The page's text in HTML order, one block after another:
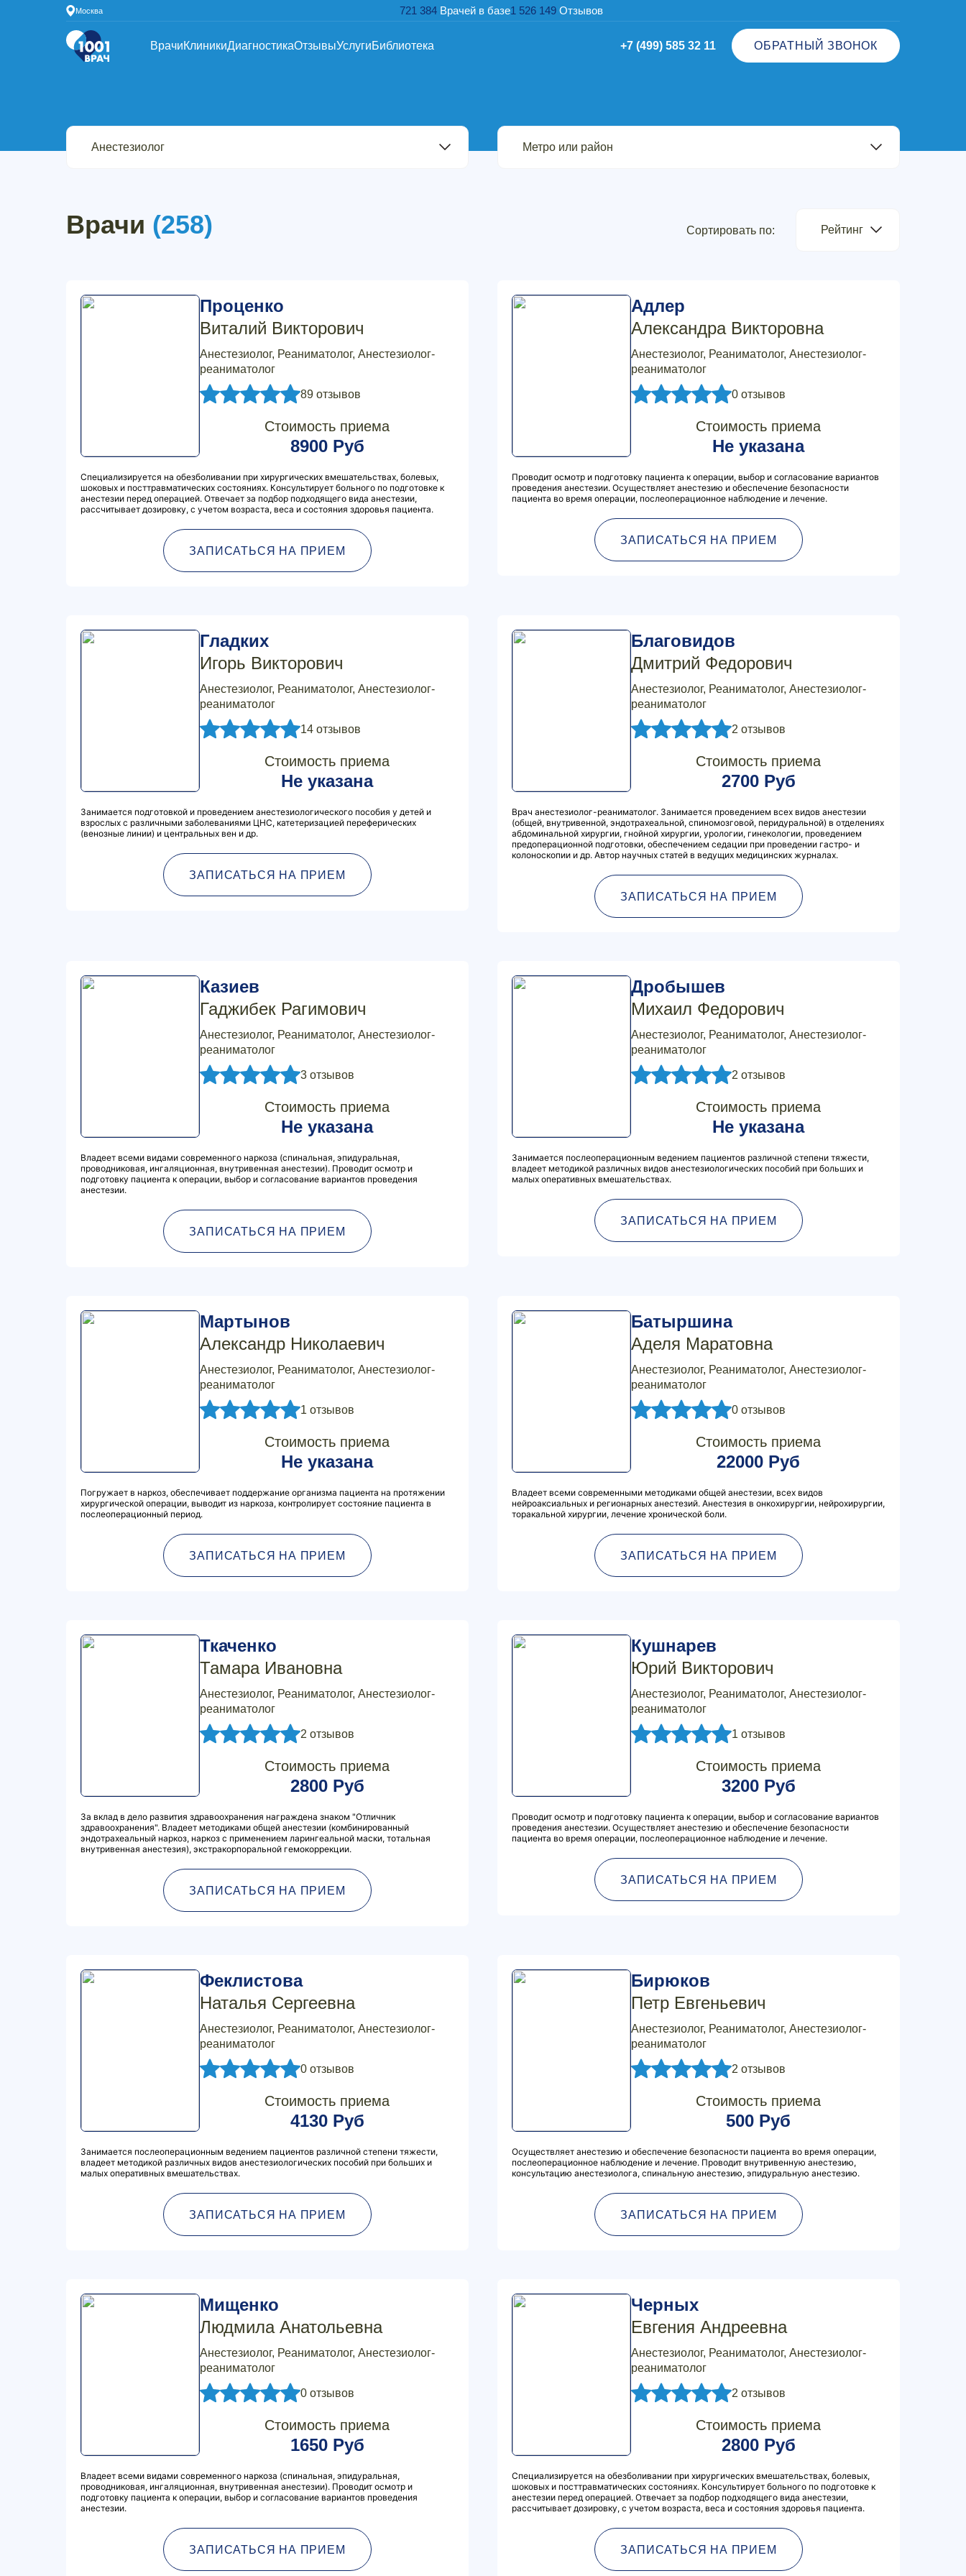
Москва 721 384 Врачей в базе1 526 149 Отзывов
ВрачиКлиникиДиагностикаОтзывыУслугиБиблиотека +7 (499) 585 32 11 ОБРАТНЫЙ ЗВОНОК
Врачи (258) Сортировать по: Рейтинг
Проценко
Виталий Викторович
Анестезиолог, Реаниматолог, Анестезиолог-
реаниматолог
89 отзывов
Стоимость приема
8900 Руб
Специализируется на обезболивании при хирургических вмешательствах, болевых,
шоковых и посттравматических состояниях. Консультирует больного по подготовке к
анестезии перед операцией. Отвечает за подбор подходящего вида анестезии,
рассчитывает дозировку, с учетом возраста, веса и состояния здоровья пациента.
ЗАПИСАТЬСЯ НА ПРИЕМ
Адлер
Александра Викторовна
Анестезиолог, Реаниматолог, Анестезиолог-
реаниматолог
0 отзывов
Стоимость приема
Не указана
Проводит осмотр и подготовку пациента к операции, выбор и согласование вариантов
проведения анестезии. Осуществляет анестезию и обеспечение безопасности
пациента во время операции, послеоперационное наблюдение и лечение.
ЗАПИСАТЬСЯ НА ПРИЕМ
Гладких
Игорь Викторович
Анестезиолог, Реаниматолог, Анестезиолог-
реаниматолог
14 отзывов
Стоимость приема
Не указана
Занимается подготовкой и проведением анестезиологического пособия у детей и
взрослых с различными заболеваниями ЦНС, катетеризацией переферических
(венозные линии) и центральных вен и др.
ЗАПИСАТЬСЯ НА ПРИЕМ
Благовидов
Дмитрий Федорович
Анестезиолог, Реаниматолог, Анестезиолог-
реаниматолог
2 отзывов
Стоимость приема
2700 Руб
Врач анестезиолог-реаниматолог. Занимается проведением всех видов анестезии
(общей, внутривенной, эндотрахеальной, спиномозговой, перидуральной) в отделениях
абдоминальной хирургии, гнойной хирургии, урологии, гинекологии, проведением
предоперационной подготовки, обеспечением седации при проведении гастро- и
колоноскопии и др. Автор научных статей в ведущих медицинских журналах.
ЗАПИСАТЬСЯ НА ПРИЕМ
Казиев
Гаджибек Рагимович
Анестезиолог, Реаниматолог, Анестезиолог-
реаниматолог
3 отзывов
Стоимость приема
Не указана
Владеет всеми видами современного наркоза (спинальная, эпидуральная,
проводниковая, ингаляционная, внутривенная анестезии). Проводит осмотр и
подготовку пациента к операции, выбор и согласование вариантов проведения
анестезии.
ЗАПИСАТЬСЯ НА ПРИЕМ
Дробышев
Михаил Федорович
Анестезиолог, Реаниматолог, Анестезиолог-
реаниматолог
2 отзывов
Стоимость приема
Не указана
Занимается послеоперационным ведением пациентов различной степени тяжести,
владеет методикой различных видов анестезиологических пособий при больших и
малых оперативных вмешательствах.
ЗАПИСАТЬСЯ НА ПРИЕМ
Мартынов
Александр Николаевич
Анестезиолог, Реаниматолог, Анестезиолог-
реаниматолог
1 отзывов
Стоимость приема
Не указана
Погружает в наркоз, обеспечивает поддержание организма пациента на протяжении
хирургической операции, выводит из наркоза, контролирует состояние пациента в
послеоперационный период.
ЗАПИСАТЬСЯ НА ПРИЕМ
Батыршина
Аделя Маратовна
Анестезиолог, Реаниматолог, Анестезиолог-
реаниматолог
0 отзывов
Стоимость приема
22000 Руб
Владеет всеми современными методиками общей анестезии, всех видов
нейроаксиальных и регионарных анестезий. Анестезия в онкохирургии, нейрохирургии,
торакальной хирургии, лечение хронической боли.
ЗАПИСАТЬСЯ НА ПРИЕМ
Ткаченко
Тамара Ивановна
Анестезиолог, Реаниматолог, Анестезиолог-
реаниматолог
2 отзывов
Стоимость приема
2800 Руб
За вклад в дело развития здравоохранения награждена знаком "Отличник
здравоохранения". Владеет методиками общей анестезии (комбинированный
эндотрахеальный наркоз, наркоз с применением ларингеальной маски, тотальная
внутривенная анестезия), экстракорпоральной гемокоррекции.
ЗАПИСАТЬСЯ НА ПРИЕМ
Кушнарев
Юрий Викторович
Анестезиолог, Реаниматолог, Анестезиолог-
реаниматолог
1 отзывов
Стоимость приема
3200 Руб
Проводит осмотр и подготовку пациента к операции, выбор и согласование вариантов
проведения анестезии. Осуществляет анестезию и обеспечение безопасности
пациента во время операции, послеоперационное наблюдение и лечение.
ЗАПИСАТЬСЯ НА ПРИЕМ
Феклистова
Наталья Сергеевна
Анестезиолог, Реаниматолог, Анестезиолог-
реаниматолог
0 отзывов
Стоимость приема
4130 Руб
Занимается послеоперационным ведением пациентов различной степени тяжести,
владеет методикой различных видов анестезиологических пособий при больших и
малых оперативных вмешательствах.
ЗАПИСАТЬСЯ НА ПРИЕМ
Бирюков
Петр Евгеньевич
Анестезиолог, Реаниматолог, Анестезиолог-
реаниматолог
2 отзывов
Стоимость приема
500 Руб
Осуществляет анестезию и обеспечение безопасности пациента во время операции,
послеоперационное наблюдение и лечение. Проводит внутривенную анестезию,
консультацию анестезиолога, спинальную анестезию, эпидуральную анестезию.
ЗАПИСАТЬСЯ НА ПРИЕМ
Мищенко
Людмила Анатольевна
Анестезиолог, Реаниматолог, Анестезиолог-
реаниматолог
0 отзывов
Стоимость приема
1650 Руб
Владеет всеми видами современного наркоза (спинальная, эпидуральная,
проводниковая, ингаляционная, внутривенная анестезии). Проводит осмотр и
подготовку пациента к операции, выбор и согласование вариантов проведения
анестезии.
ЗАПИСАТЬСЯ НА ПРИЕМ
Черных
Евгения Андреевна
Анестезиолог, Реаниматолог, Анестезиолог-
реаниматолог
2 отзывов
Стоимость приема
2800 Руб
Специализируется на обезболивании при хирургических вмешательствах, болевых,
шоковых и посттравматических состояниях. Консультирует больного по подготовке к
анестезии перед операцией. Отвечает за подбор подходящего вида анестезии,
рассчитывает дозировку, с учетом возраста, веса и состояния здоровья пациента.
ЗАПИСАТЬСЯ НА ПРИЕМ